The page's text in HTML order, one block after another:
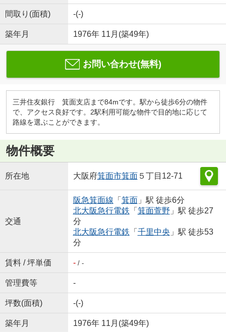
間取り(面積) -(-)
築年月 1976年 11月(築49年)
お問い合わせ(無料)
三井住友銀行 箕面支店まで84mです。駅から徒歩6分の物件
で、アクセス良好です。2駅利用可能な物件で目的地に応じて
路線を選ぶことができます。
物件概要
所在地 大阪府箕面市箕面５丁目12-71
交通
阪急箕面線 「 箕面」駅 徒歩6分
北大阪急行電鉄 「 箕面萱野 」駅 徒歩27
分
北大阪急行電鉄 「 千里中央 」駅 徒歩53
分
賃料 / 坪単価 -/ -
管理費等 -
坪数(面積) -(-)
築年月 1976年 11月(築49年)